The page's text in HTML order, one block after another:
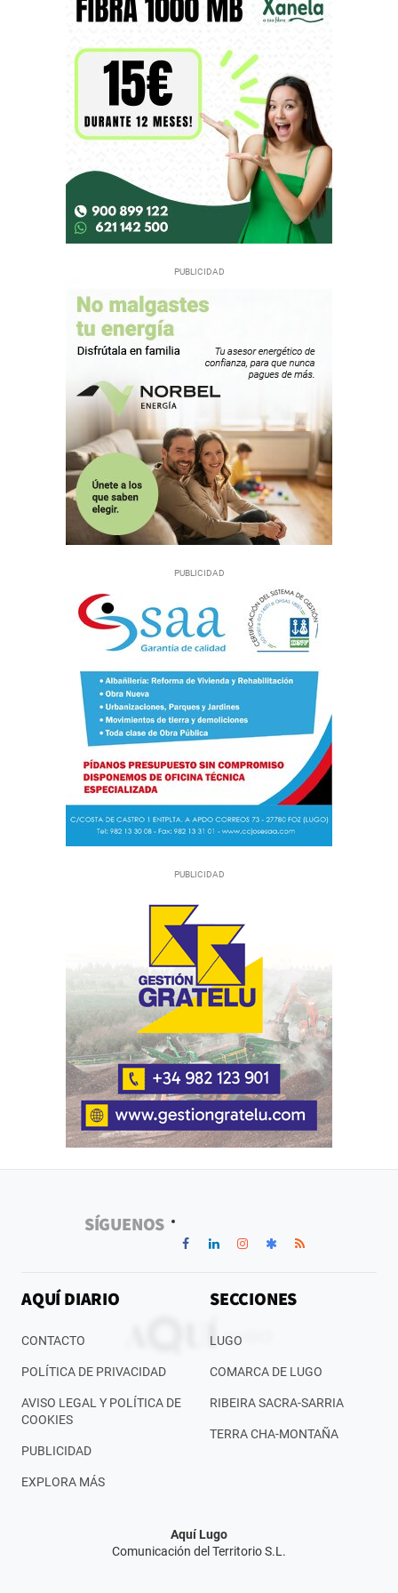
SÍGUENOS
AQUÍ DIARIO
CONTACTO
POLÍTICA DE PRIVACIDAD
AVISO LEGAL Y POLÍTICA DE
COOKIES
PUBLICIDAD
EXPLORA MÁS
SECCIONES
LUGO
COMARCA DE LUGO
RIBEIRA SACRA-SARRIA
TERRA CHA-MONTAÑA
Aquí Lugo
Comunicación del Territorio S.L.